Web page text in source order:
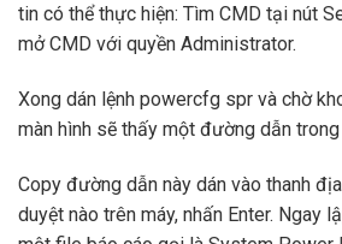
tin có thể thực hiện: Tìm CMD tại nút
mở CMD với quyền Administrator.
Xong dán lệnh powercfg spr và chờ
màn hình sẽ thấy một đường dẫn trong
Copy đường dẫn này dán vào thanh
duyệt nào trên máy, nhấn Enter. Ngay